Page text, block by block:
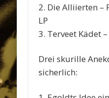
2. Die Alliierten –
LP
3. Terveet Kädet
Drei skurille
sicherlich: